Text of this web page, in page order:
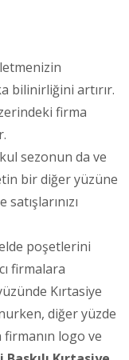
bilinirliğini artırır.
firma
sezonun da ve
bir diğer yüzüne
poşetlerini
firmalara
Kırtasiye
diğer yüzde
firmanın logo ve